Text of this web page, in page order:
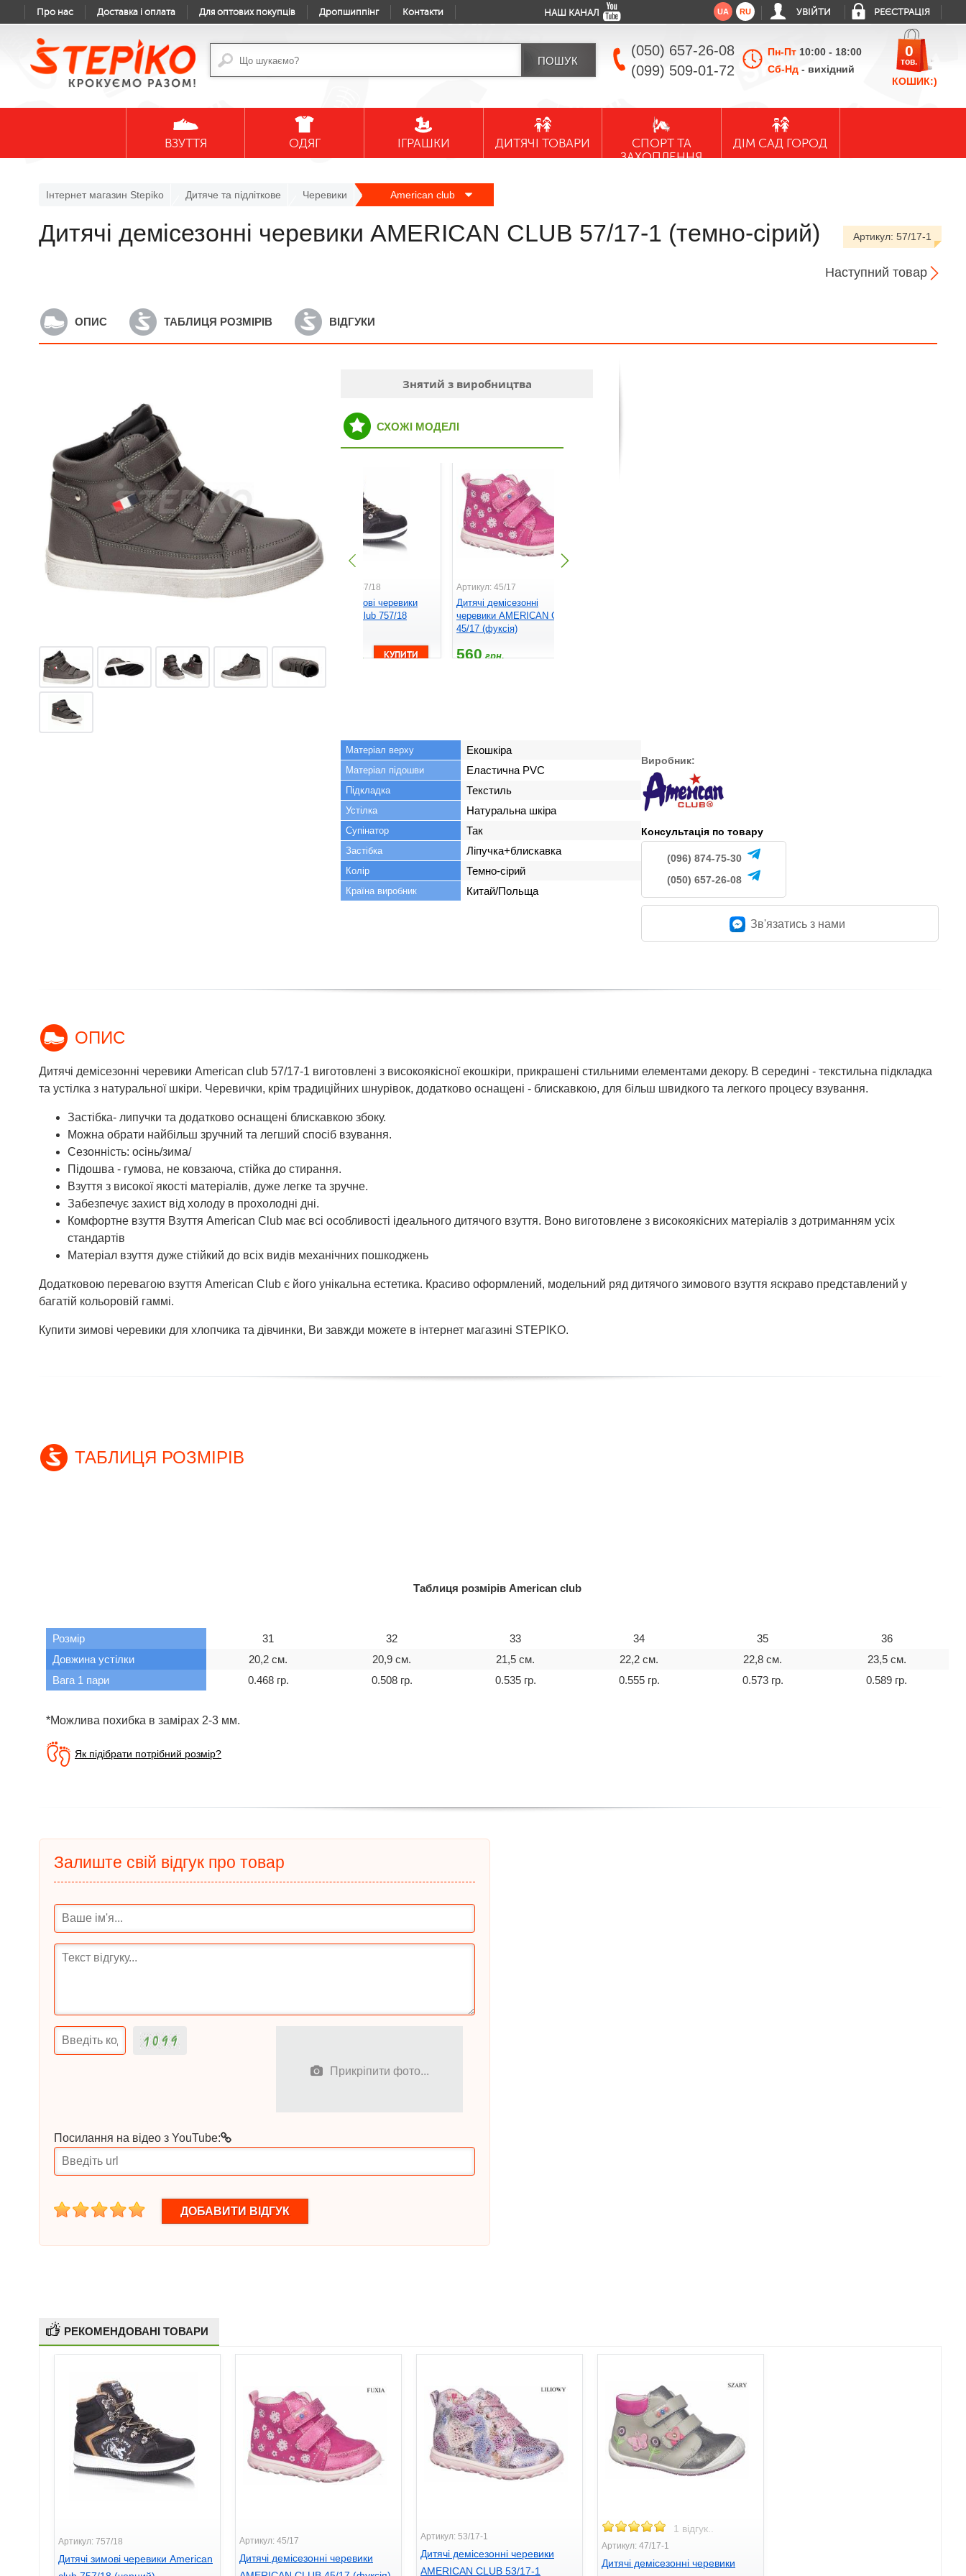
Про нас Доставка і оплата Для оптових покупців Дропшиппінг Контакти НАШ КАНАЛ UA RU УВІЙТИ РЕЄСТРАЦІЯ
(050) 657-26-08
(099) 509-01-72
Пн-Пт 10:00 - 18:00
Сб-Нд - вихідний
КОШИК:)
0
тов.
ВЗУТТЯ ОДЯГ ІГРАШКИ ДИТЯЧІ ТОВАРИ
СПОРТ ТА
ЗАХОПЛЕННЯ
ДІМ САД ГОРОД
Інтернет магазин Stepiko Дитяче та підліткове Черевики American club
Дитячі демісезонні черевики AMERICAN CLUB 57/17-1 (темно-сірий) Артикул: 57/17-1
Наступний товар
ОПИС ТАБЛИЦЯ РОЗМІРІВ ВІДГУКИ
Знятий з виробництва
СХОЖІ МОДЕЛІ
Артикул: 47/17
565
Артикул: 757/18
Дитячі зимові черевики
American club 757/18
грн.
Артикул: 45/17
Дитячі демісезонні
черевики AMERICAN CLUB
45/17 (фуксія)
560грн.
Матеріал верху Екошкіра
Матеріал підошви Еластична PVC
Підкладка Текстиль
Устілка Натуральна шкіра
Супінатор Так
Застібка Ліпучка+блискавка
Колір Темно-сірий
Країна виробник Китай/Польща
Виробник:
Консультація по товару
(096) 874-75-30
(050) 657-26-08
Зв'язатись з нами
ОПИС
Дитячі демісезонні черевики American club 57/17-1 виготовлені з високоякісної екошкіри, прикрашені стильними елементами декору. В середині - текстильна підкладка
та устілка з натуральної шкіри. Черевички, крім традиційних шнурівок, додатково оснащені - блискавкою, для більш швидкого та легкого процесу взування.
Застібка- липучки та додатково оснащені блискавкою збоку.
Можна обрати найбільш зручний та легший спосіб взування.
Сезонність: осінь/зима/
Підошва - гумова, не ковзаюча, стійка до стирання.
Взуття з високої якості матеріалів, дуже легке та зручне.
Забезпечує захист від холоду в прохолодні дні.
Комфортне взуття Взуття American Club має всі особливості ідеального дитячого взуття. Воно виготовлене з високоякісних матеріалів з дотриманням усіх
стандартів
Матеріал взуття дуже стійкий до всіх видів механічних пошкоджень
Додатковою перевагою взуття American Club є його унікальна естетика. Красиво оформлений, модельний ряд дитячого зимового взуття яскраво представлений у
багатій кольоровій гаммі.
Купити зимові черевики для хлопчика та дівчинки, Ви завжди можете в інтернет магазині STEPIKO.
ТАБЛИЦЯ РОЗМІРІВ
Таблиця розмірів American club
Розмір 31 32 33 34 35
36
Довжина устілки
20,2 см. 20,9 см. 21,5 см. 22,2 см. 22,8 см.
23,5 см.
Вага 1 пари
0.468 гр. 0.508 гр. 0.535 гр. 0.555 гр. 0.573 гр. 0.589 гр.
*Можлива похибка в замірах 2-3 мм.
Як підібрати потрібний розмір?
Залиште свій відгук про товар
Прикріпити фото...
Посилання на відео з YouTube:
1 2 3 4 5
РЕКОМЕНДОВАНІ ТОВАРИ
Артикул: 757/18
Дитячі зимові черевики American
Артикул: 45/17
Дитячі демісезонні черевики
Артикул: 53/17-1
Дитячі демісезонні черевики
AMERICAN CLUB 53/17-1
1 відгук..
Артикул: 47/17-1
Дитячі демісезонні черевики